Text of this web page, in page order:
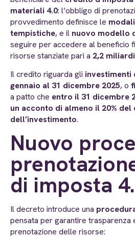
materiali 4.0: l’obbligo di
provvedimento definisce le
tempistiche, e il nuovo modello
seguire per accedere al beneficio
risorse stanziate pari a 2,2
Il credito riguarda gli investimenti
gennaio al 31 dicembre 2025, o
a patto che entro il 31 dicembre
un acconto di almeno il 20%
dell’investimento.
Nuovo
di imposta
Il decreto introduce una
pensata per garantire trasparenza
prenotazione delle risorse: